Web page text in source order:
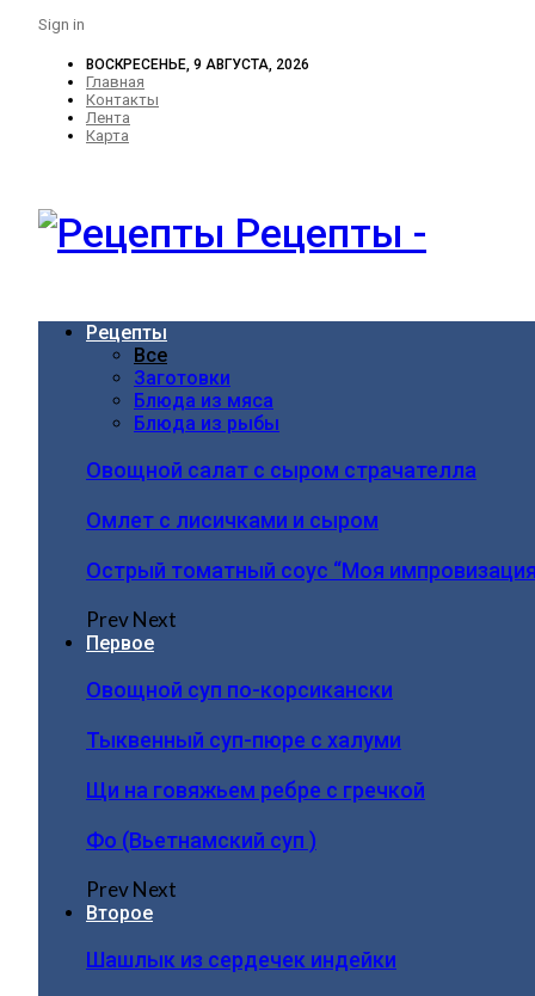
Sign in
ВОСКРЕСЕНЬЕ, 9 АВГУСТА, 2026
Главная
Контакты
Лента
Карта
Рецепты -
Рецепты
Все
Заготовки
Блюда из мяса
Блюда из рыбы
Овощной салат с сыром страчателла
Омлет с лисичками и сыром
Острый томатный соус “Моя
PrevNext
Первое
Овощной суп по-корсикански
Тыквенный суп-пюре с халуми
Щи на говяжьем ребре с гречкой
Фо (Вьетнамский суп )
PrevNext
Второе
Шашлык из сердечек индейки